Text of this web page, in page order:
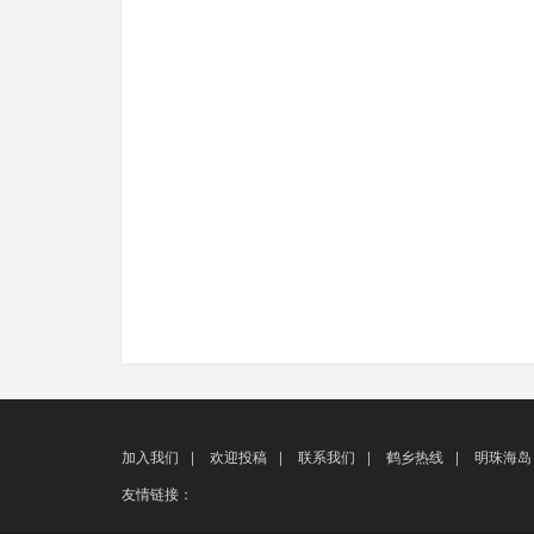
加入我们 | 欢迎投稿 | 联系我们 | 鹤乡热线 |
明珠海岛
友情链接：